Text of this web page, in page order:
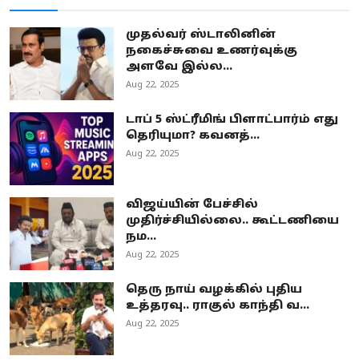
முதல்வர் ஸ்டாலினின்
நகைச்சுவை உணர்வுக்கு
அளவே இல்ல...
Aug 22, 2025
டாப் 5 ஸ்ட்ரீமிங் பிளாட்பார்ம் எது
தெரியுமா? கவனத்...
Aug 22, 2025
விஜய்யின் பேச்சில்
முதிர்ச்சியில்லை.. கூட்டணியை
நம...
Aug 22, 2025
தெரு நாய் வழக்கில் புதிய
உத்தரவு.. ராகுல் காந்தி வ...
Aug 22, 2025